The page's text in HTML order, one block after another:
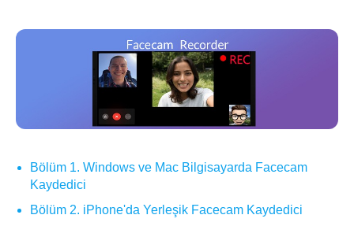
Bölüm 1. Windows ve Mac Bilgisayarda Facecam
Kaydedici
Bölüm 2. iPhone'da Yerleşik Facecam Kaydedici